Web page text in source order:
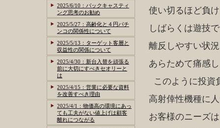
使い切るほど負
しばらくは遊技
離反しやすい状
あらためて痛感
このように投資
高射倖性機種に
お客様のニーズ
2025/6/10：バックキャスティ
ング思考のお勧め
2025/5/27：高齢化と４円パチ
ンコの関係性について
2025/5/13：ターゲット客層と
収益性の関係について
2025/4/30：新台入替を頑張る
前に大切にすべきセオリーと
は
2025/4/15：営業に必要な資料
を改善すべき理由
2025/4/1：物価高の環境にあっ
ても工夫がない値上げは顧客
離れにつながる